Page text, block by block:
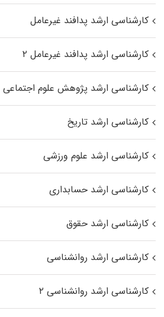
کارشناسی ارشد پدافند غیرعامل
کارشناسی ارشد پدافند غیرعامل ۲
کارشناسی ارشد پژوهش علوم اجتماعی
کارشناسی ارشد تاریخ
کارشناسی ارشد علوم ورزشی
کارشناسی ارشد حسابداری
کارشناسی ارشد حقوق
کارشناسی ارشد روانشناسی
کارشناسی ارشد روانشناسی ۲